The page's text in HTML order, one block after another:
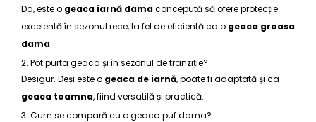
Da, este o geaca iarnă damaconcepută să ofere protecție
excelentă în sezonul rece, la fel de eficientă ca o geaca groasa
dama.
2. Pot purta geaca și în sezonul de tranziție?
Desigur. Deși este o geaca de iarnă, poate fi adaptată și ca
geaca toamna, fiind versatilă și practică.
3. Cum se compară cu o geaca puf dama?